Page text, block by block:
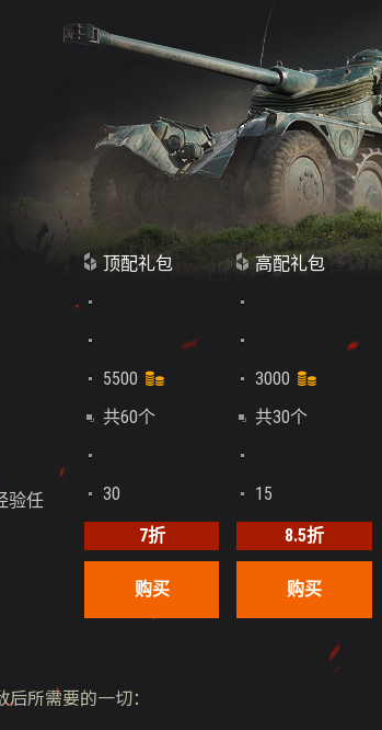
验任
顶配礼包
5500
共60个
30
30
7折
购买
高配礼包
3000
共30个
15
15
8.5折
购买
所需要的一切：